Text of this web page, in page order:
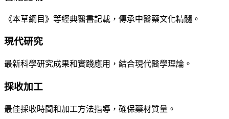
《本草綱目》等經典醫書記載，傳承中醫藥文化精髓。
現代研究
最新科學研究成果和實踐應用，結合現代醫學理論。
採收加工
最佳採收時間和加工方法指導，確保藥材質量。